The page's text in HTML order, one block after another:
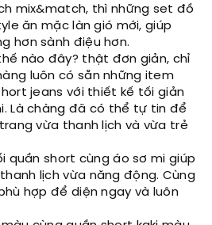
mix&match, thì những set đồ
ăn mặc làn gió mới, giúp
hơn sành điệu hơn.
nào đây? thật đơn giản, chỉ
luôn có sẵn những item
jeans với thiết kế tối giản
Là chàng đã có thể tự tin để
vừa thanh lịch và vừa trẻ
quần short cùng áo sơ mi giúp
lịch vừa năng động. Cùng
hợp để diện ngay và luôn